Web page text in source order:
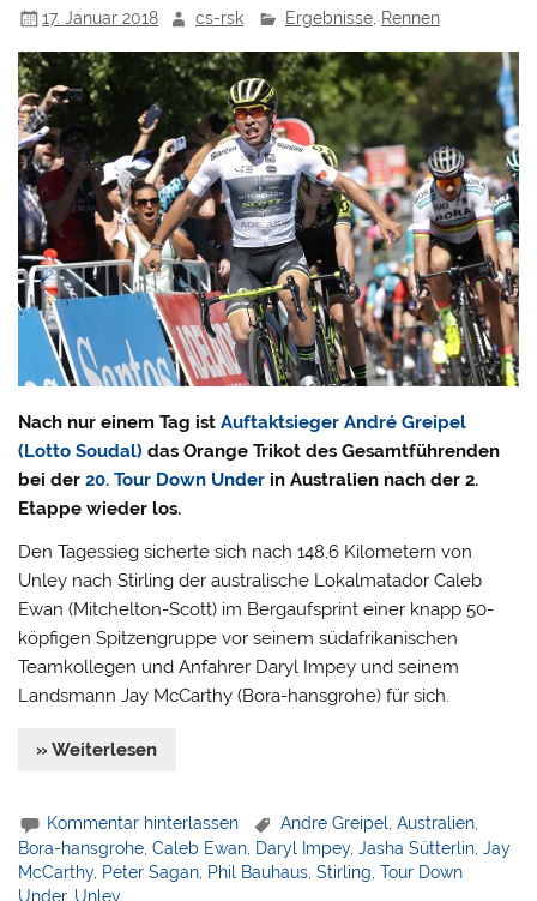
17. Januar 2018 cs-rsk Ergebnisse, Rennen
Nach nur einem Tag istAuftaktsieger André Greipel
(Lotto Soudal) das Orange Trikot des Gesamtführenden
bei der20. Tour Down Under in Australien nach der 2.
Etappe wieder los.
Den Tagessieg sicherte sich nach 148,6 Kilometern von
Unley nach Stirling der australische Lokalmatador Caleb
Ewan (Mitchelton-Scott) im Bergaufsprint einer knapp 50-
köpfigen Spitzengruppe vor seinem südafrikanischen
Teamkollegen und Anfahrer Daryl Impey und seinem
Landsmann Jay McCarthy (Bora-hansgrohe) für sich.
» Weiterlesen
Kommentar hinterlassen Andre Greipel ,Australien
Bora-hansgrohe ,Caleb Ewan Daryl Impey,Jasha Sütterlin ,Jay
McCarthy, Peter Sagan Phil Bauhaus ,Stirling ,Tour Down
Under, Unley